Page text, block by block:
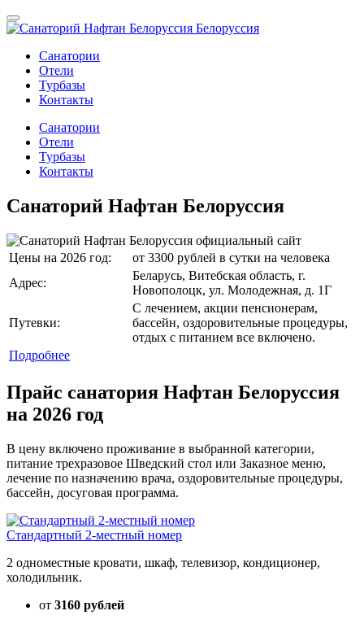
Санатории
Отели
Турбазы
Контакты
Санатории
Отели
Турбазы
Контакты
Санаторий Нафтан Белоруссия
Цены на 2026 год:
от 3300 рублей в сутки на человека
Адрес:
Беларусь, Витебская область, г.
Новополоцк, ул. Молодежная, д. 1Г
Путевки:
С лечением, акции пенсионерам,
бассейн, оздоровительные процедуры,
отдых с питанием все включено.
Подробнее
Прайс санатория Нафтан Белоруссия
на 2026 год
В цену включено проживание в выбранной категории,
питание трехразовое Шведский стол или Заказное меню,
лечение по назначению врача, оздоровительные процедуры,
бассейн, досуговая программа.
Стандартный 2-местный номер
2 одноместные кровати, шкаф, телевизор, кондиционер,
холодильник.
от 3160 рублей